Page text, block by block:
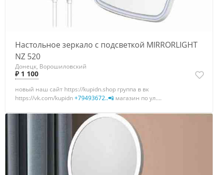
Настольное зеркало с подсветкой MIRRORLIGHT
NZ 520
Донецк, Ворошиловский
₽ 1 100
новый наш сайт https://kupidn.shop группа в вк
https://vk.com/kupidn+79493672..📲 магазин по ул....